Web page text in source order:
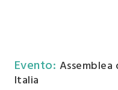
Evento:
Italia